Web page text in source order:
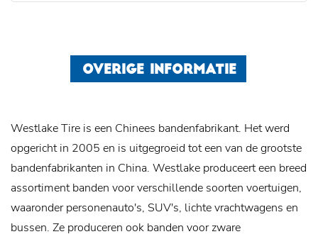
OVERIGE INFORMATIE
Westlake Tire is een Chinees bandenfabrikant. Het werd
opgericht in 2005 en is uitgegroeid tot een van de grootste
bandenfabrikanten in China. Westlake produceert een breed
assortiment banden voor verschillende soorten voertuigen,
waaronder personenauto's, SUV's, lichte vrachtwagens en
bussen. Ze produceren ook banden voor zware